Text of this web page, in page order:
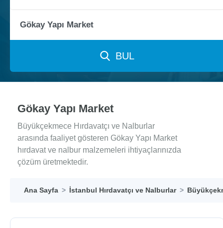
BUL
Gökay Yapı Market
Büyükçekmece Hırdavatçı ve Nalburlar
arasında faaliyet gösteren Gökay Yapı Market
hırdavat ve nalbur malzemeleri ihtiyaçlarınızda
çözüm üretmektedir.
Ana Sayfa İstanbul Hırdavatçı ve Nalburlar